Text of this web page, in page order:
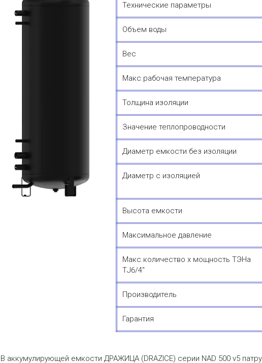
Технические параметры
Объем воды
Вес
Макс.рабочая температура
Толщина изоляции
Значение теплопроводности
Диаметр емкости без изоляции
Диаметр с изоляцией
Высота емкости
Максимальное давление
Макс.количество х мощность ТЭНа
ТJ6/4"
Производитель
Гарантия
В аккумулирующей емкости ДРАЖИЦА (DRAZICE) серии NAD 500 v5